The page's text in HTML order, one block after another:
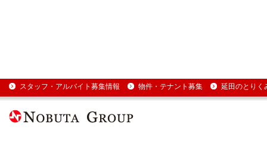
スタッフ・アルバイト募集情報 物件・テナント募集 延田のとりく